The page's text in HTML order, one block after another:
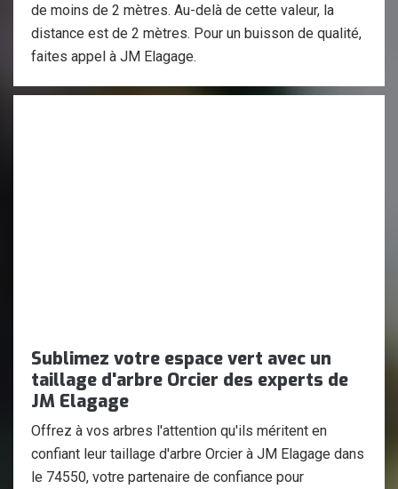
de moins de 2 mètres. Au-delà de cette valeur, la
distance est de 2 mètres. Pour un buisson de qualité,
faites appel à JM Elagage.
Sublimez votre espace vert avec un
taillage d'arbre Orcier des experts de
JM Elagage
Offrez à vos arbres l'attention qu'ils méritent en
confiant leur taillage d'arbre Orcier à JM Elagage dans
le 74550, votre partenaire de confiance pour